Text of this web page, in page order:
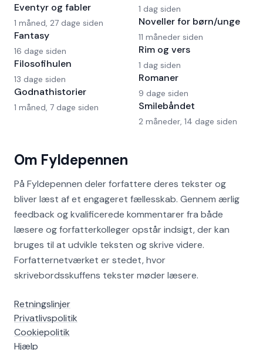
Om Fyldepennen
På Fyldepennen deler forfattere deres tekster og
bliver læst af et engageret fællesskab. Gennem ærlig
feedback og kvalificerede kommentarer fra både
læsere og forfatterkolleger opstår indsigt, der kan
bruges til at udvikle teksten og skrive videre.
Forfatternetværket er stedet, hvor
skrivebordsskuffens tekster møder læsere.
Retningslinjer
Privatlivspolitik
Cookiepolitik
Hjælp
Eventyr og fabler
1 måned, 27 dage siden
Fantasy
16 dage siden
Filosofihulen
13 dage siden
Godnathistorier
1 måned, 7 dage siden
1 dag siden
Noveller for børn/unge
11 måneder siden
Rim og vers
1 dag siden
Romaner
9 dage siden
Smilebåndet
2 måneder, 14 dage siden